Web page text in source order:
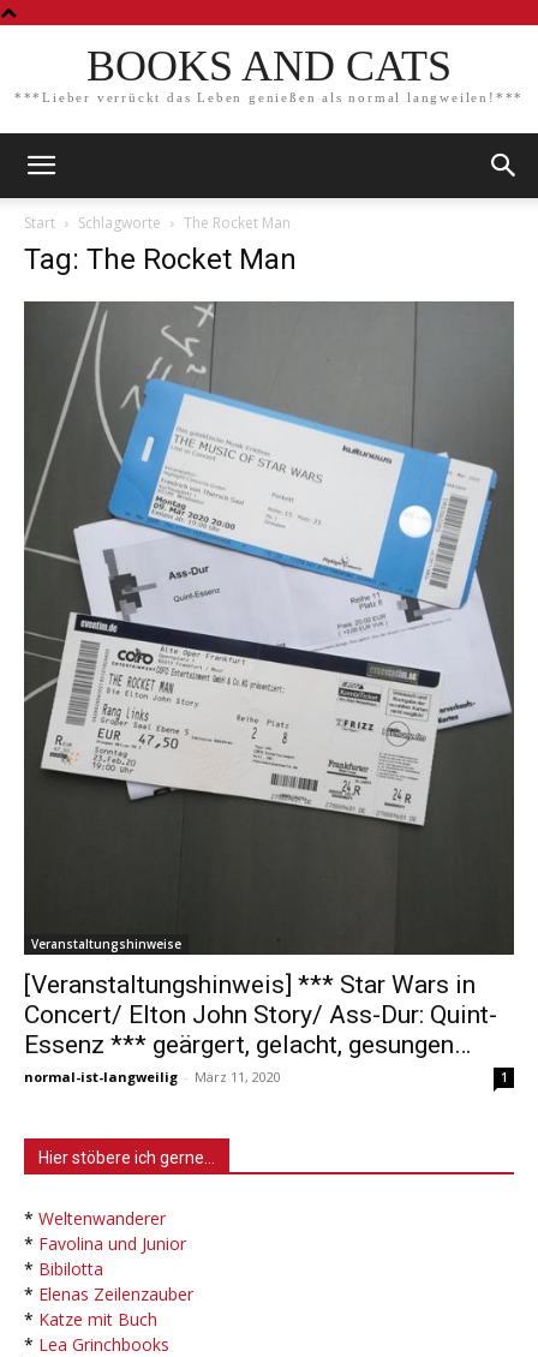
BOOKS AND CATS
***Lieber verrückt das Leben genießen als normal langweilen!***
Start Schlagworte The Rocket Man
Tag: The Rocket Man
Veranstaltungshinweise
[Veranstaltungshinweis] *** Star Wars in
Concert/ Elton John Story/ Ass-Dur: Quint-
Essenz *** geärgert, gelacht, gesungen…
normal-ist-langweilig - März 11, 2020 1
Hier stöbere ich gerne…
* Weltenwanderer
* Favolina und Junior
* Bibilotta
* Elenas Zeilenzauber
* Katze mit Buch
* Lea Grinchbooks